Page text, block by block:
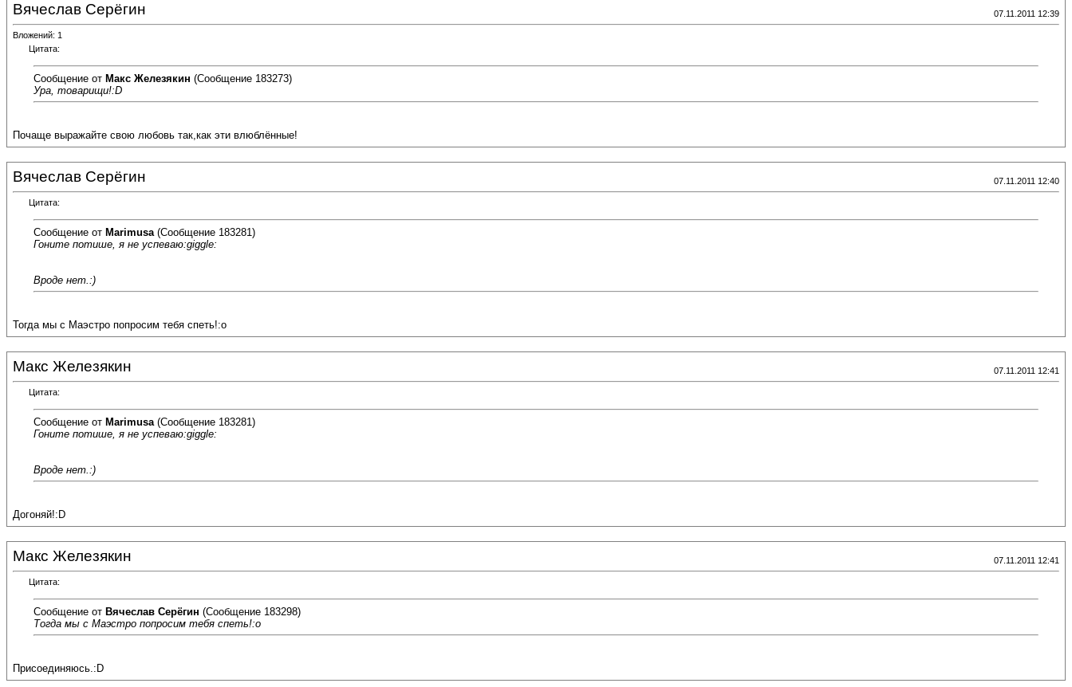
Вячеслав Серёгин 07.11.2011 12:39
Вложений: 1
Цитата:
Сообщение от Макс Железякин (Сообщение 183273)
Ура, товарищи!:D
Почаще выражайте свою любовь так,как эти влюблённые!
Вячеслав Серёгин 07.11.2011 12:40
Цитата:
Сообщение от Marimusa (Сообщение 183281)
Гоните потише, я не успеваю:giggle:
Вроде нет.:)
Тогда мы с Маэстро попросим тебя спеть!:o
Макс Железякин 07.11.2011 12:41
Цитата:
Сообщение от Marimusa (Сообщение 183281)
Гоните потише, я не успеваю:giggle:
Вроде нет.:)
Догоняй!:D
Макс Железякин 07.11.2011 12:41
Цитата:
Сообщение от Вячеслав Серёгин (Сообщение 183298)
Тогда мы с Маэстро попросим тебя спеть!:o
Присоединяюсь.:D